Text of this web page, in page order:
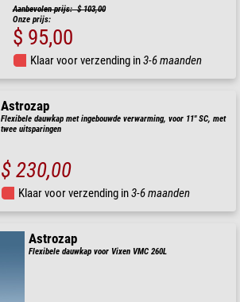
Aanbevolen prijs: $ 103,00
Onze prijs:
$ 95,00
Klaar voor verzending in3-6 maanden
Astrozap
Flexibele dauwkap met ingebouwde verwarming, voor 11" SC, met
twee uitsparingen
$ 230,00
Klaar voor verzending in3-6 maanden
Astrozap
Flexibele dauwkap voor Vixen VMC 260L